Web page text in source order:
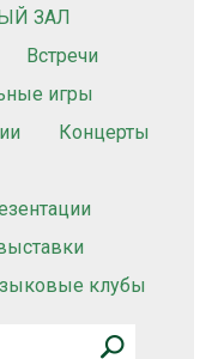
ЗАЛ
Встречи
игры
Концерты
клубы